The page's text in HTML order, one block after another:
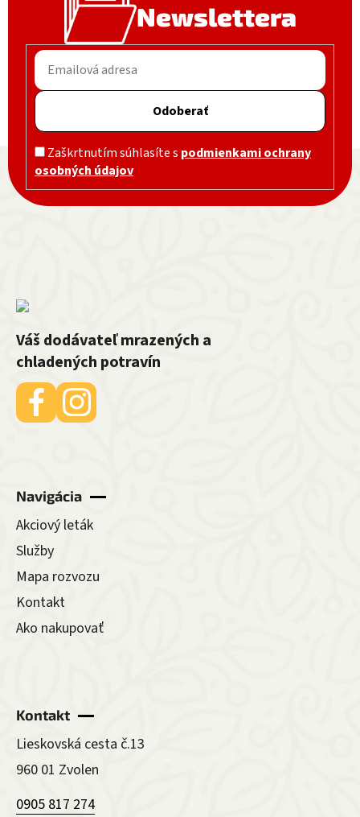
Newslettera
Odoberať
Zaškrtnutím súhlasíte s podmienkami ochrany
osobných údajov
Zápätie
Váš dodávateľ mrazených a
chladených potravín
Navigácia
Akciový leták
Služby
Mapa rozvozu
Kontakt
Ako nakupovať
Kontakt
Lieskovská cesta č.13
960 01 Zvolen
0905 817 274